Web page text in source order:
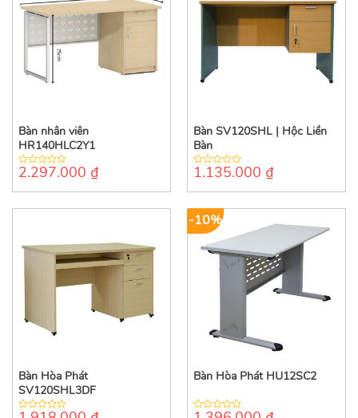
Bàn nhân viên
HR140HLC2Y1
0
of
2.297.000 ₫
Bàn SV120SHL | Hộc Liền
Bàn
0
of
1.135.000 ₫
Bàn Hòa Phát
SV120SHL3DF
-10%
Bàn Hòa Phát HU12SC2